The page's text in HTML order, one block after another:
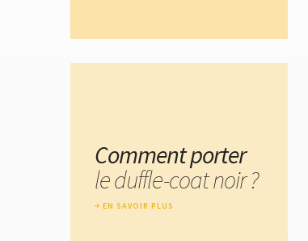
Comment porter
le duffle-coat noir ?
EN SAVOIR PLUS